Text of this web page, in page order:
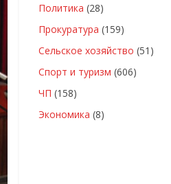
Политика (28)
Прокуратура (159)
Сельское хозяйство (51)
Спорт и туризм (606)
ЧП (158)
Экономика (8)